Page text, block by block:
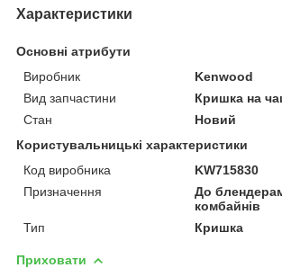
Характеристики
Основні атрибути
Виробник
Kenwood
Вид запчастини
Кришка на
Стан
Новий
Користувальницькі характеристики
Код виробника
KW715830
Призначення
До
комбайнів
Тип
Кришка
Приховати